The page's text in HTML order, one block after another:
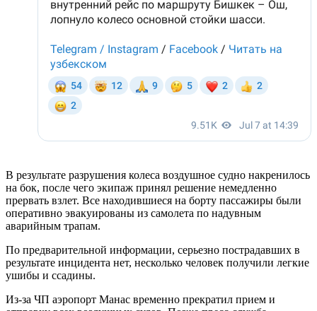
В результате разрушения колеса воздушное судно накренилось
на бок, после чего экипаж принял решение немедленно
прервать взлет. Все находившиеся на борту пассажиры были
оперативно эвакуированы из самолета по надувным
аварийным трапам.
По предварительной информации, серьезно пострадавших в
результате инцидента нет, несколько человек получили легкие
ушибы и ссадины.
Из-за ЧП аэропорт Манас временно прекратил прием и